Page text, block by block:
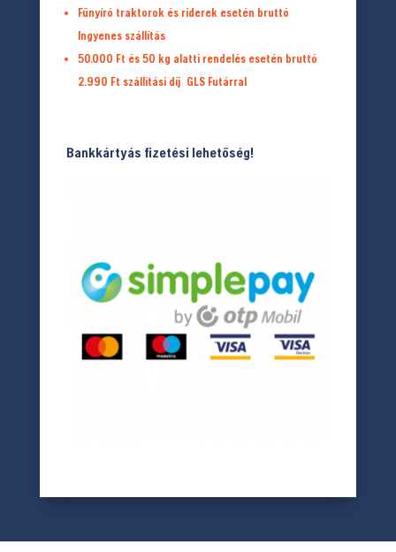
Fűnyíró traktorok és riderek esetén bruttó
Ingyenes szállítás
50.000 Ft és 50 kg alatti rendelés esetén bruttó
2.990 Ft szállítási díj GLS Futárral
Bankkártyás fizetési lehetőség!